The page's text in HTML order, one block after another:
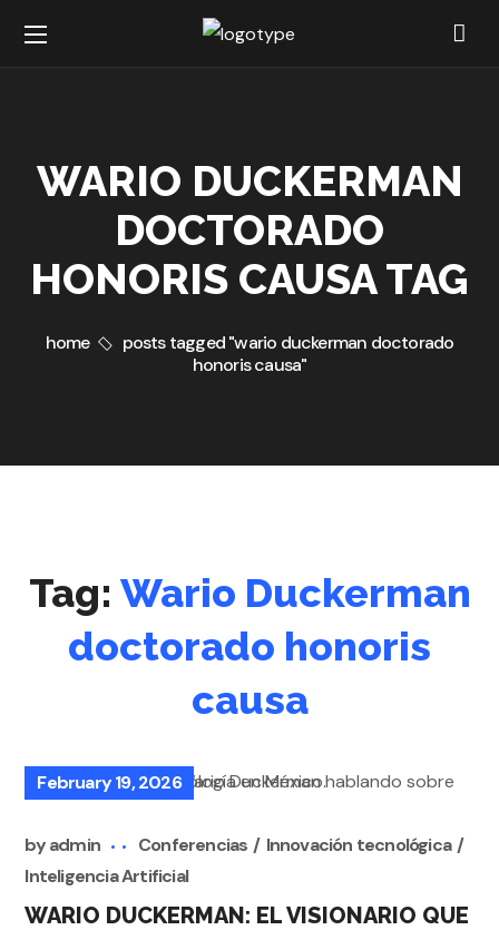
WARIO DUCKERMAN
DOCTORADO
HONORIS CAUSA TAG
home
posts tagged "wario duckerman doctorado
honoris causa"
Tag: Wario Duckerman
doctorado honoris
causa
February 19, 2026
byadmin Conferencias
Innovación tecnológica
Inteligencia Artificial
WARIO DUCKERMAN: EL VISIONARIO QUE